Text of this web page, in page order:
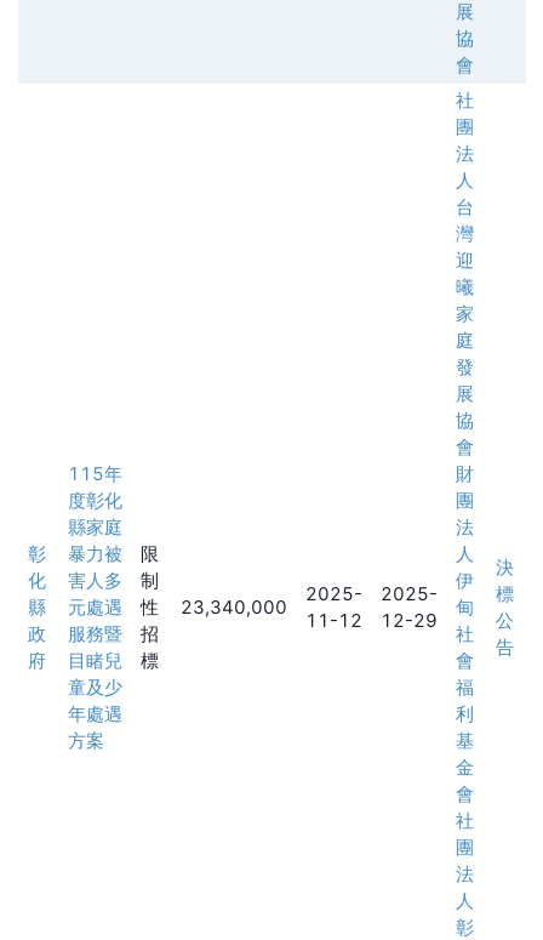
展
協
會
彰
化
縣
政
府
115年
度彰化
縣家庭
暴力被
害人多
元處遇
服務暨
目睹兒
童及少
年處遇
方案
限
制
性
招
標
23,340,000
2025-
11-12
2025-
12-29
社
團
法
人
台
灣
迎
曦
家
庭
發
展
協
會
財
團
法
人
伊
甸
社
會
福
利
基
金
會
社
團
法
人
彰
決
標
公
告